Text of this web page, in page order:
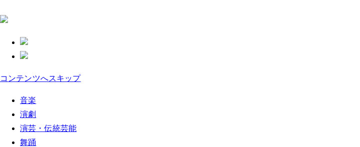
コンテンツへスキップ
音楽
演劇
演芸・伝統芸能
舞踊